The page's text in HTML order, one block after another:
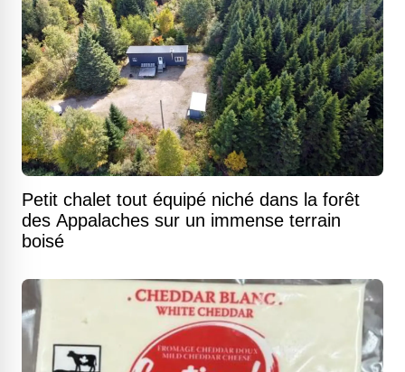
Petit chalet tout équipé niché dans la forêt
des Appalaches sur un immense terrain
boisé